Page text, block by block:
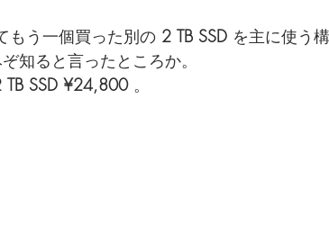
もう一個買った別の 2 TB SSD を主に使う
知ると言ったところか。
TB SSD ¥24,800 。